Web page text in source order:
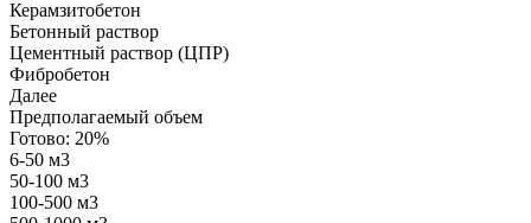
Керамзитобетон
Бетонный раствор
Цементный раствор (ЦПР)
Фибробетон
Далее
Предполагаемый объем
Готово: 20%
6-50 м3
50-100 м3
100-500 м3